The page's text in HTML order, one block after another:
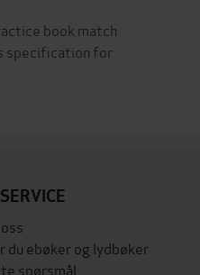
book match
specification for
du ebøker og lydbøker
spørsmål